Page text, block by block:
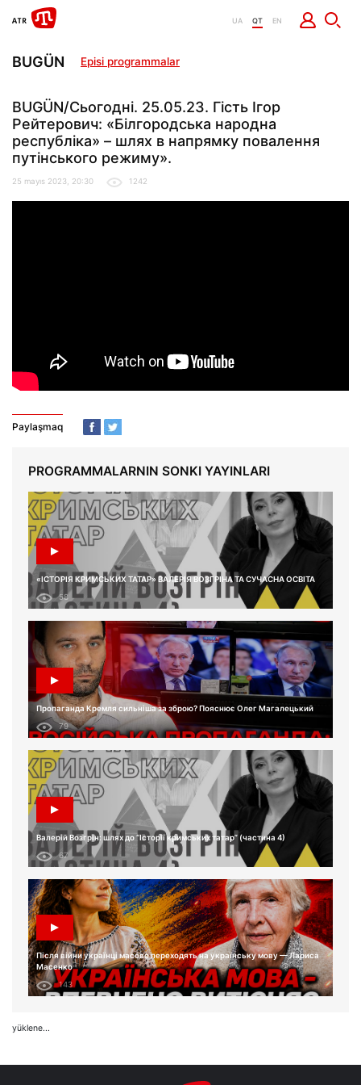
UA QT EN
BUGÜN Episi programmalar
BUGÜN/Сьогодні. 25.05.23. Гість Ігор
Рейтерович: «Білгородська народна
республіка» – шлях в напрямку повалення
путінського режиму».
25 mayıs 2023, 20:30 1242
Paylaşmaq
PROGRAMMALARNIN SONKI YAYINLARI
«ІСТОРІЯ КРИМСЬКИХ ТАТАР» ВАЛЕРІЯ ВОЗГРІНА ТА СУЧАСНА ОСВІТА
58
Пропаганда Кремля сильніша за зброю? Пояснює Олег Магалецький
79
Валерій Возгрін: шлях до “Історії кримських татар” (частина 4)
67
Після війни українці масово переходять на українську мову — Лариса
Масенко
143
yüklene...